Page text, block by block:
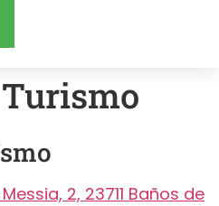
2, 23711 Baños de